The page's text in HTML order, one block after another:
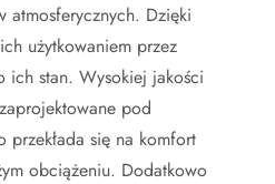
atmosferycznych. Dzięki
użytkowaniem przez
ich stan. Wysokiej jakości
pod
się na komfort
obciążeniu. Dodatkowo